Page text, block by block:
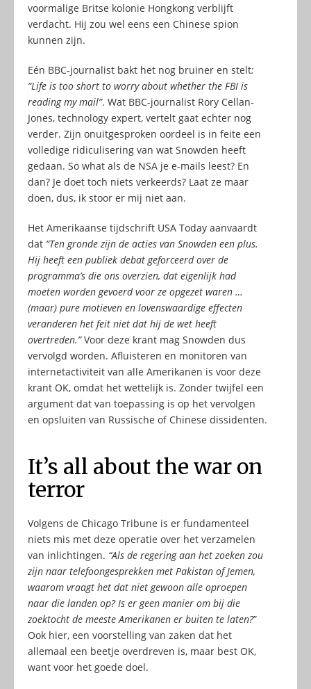
voormalige Britse kolonie Hongkong verblijft
verdacht. Hij zou wel eens een Chinese spion
kunnen zijn.
Eén BBC-journalist bakt het nog bruiner en stelt:
“Life is too short to worry about whether the FBI is
reading my mail”. Wat BBC-journalist Rory Cellan-
Jones, technology expert, vertelt gaat echter nog
verder. Zijn onuitgesproken oordeel is in feite een
volledige ridiculisering van wat Snowden heeft
gedaan. So what als de NSA je e-mails leest? En
dan? Je doet toch niets verkeerds? Laat ze maar
doen, dus, ik stoor er mij niet aan.
Het Amerikaanse tijdschrift USA Today aanvaardt
dat “Ten gronde zijn de acties van Snowden een plus.
Hij heeft een publiek debat geforceerd over de
programma’s die ons overzien, dat eigenlijk had
moeten worden gevoerd voor ze opgezet waren …
(maar) pure motieven en lovenswaardige effecten
veranderen het feit niet dat hij de wet heeft
overtreden.”Voor deze krant mag Snowden dus
vervolgd worden. Afluisteren en monitoren van
internetactiviteit van alle Amerikanen is voor deze
krant OK, omdat het wettelijk is. Zonder twijfel een
argument dat van toepassing is op het vervolgen
en opsluiten van Russische of Chinese dissidenten.
It’s all about the war on
terror
Volgens de Chicago Tribune is er fundamenteel
niets mis met deze operatie over het verzamelen
van inlichtingen. “Als de regering aan het zoeken zou
zijn naar telefoongesprekken met Pakistan of Jemen,
waarom vraagt het dat niet gewoon alle oproepen
naar die landen op? Is er geen manier om bij die
zoektocht de meeste Amerikanen er buiten te laten?”
Ook hier, een voorstelling van zaken dat het
allemaal een beetje overdreven is, maar best OK,
want voor het goede doel.